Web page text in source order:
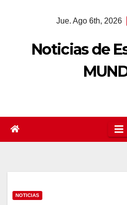
Jue. Ago 6th, 2026
Noticias de
NOTICIAS